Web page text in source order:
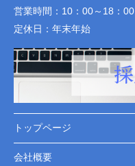
営業時間： 10：00～18：00
定休日： 年末年始
トップページ
会社概要